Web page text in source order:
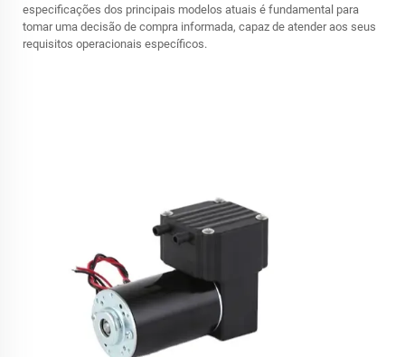
especificações dos principais modelos atuais é fundamental para
tomar uma decisão de compra informada, capaz de atender aos seus
requisitos operacionais específicos.